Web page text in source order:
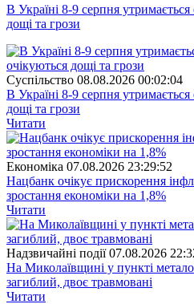
В Україні 8-9 серпня
дощі та грози
Суспiльство 08.08.2026 00:02:04
В Україні 8-9 серпня
дощі та грози
Читати
Економіка 07.08.2026 23:29:52
Нацбанк очікує прискорення
зростання економіки на 1,8%
Читати
Надзвичайні події 07.08.2026
На Миколаївщині у пункті
загиблий, двоє травмовані
Читати